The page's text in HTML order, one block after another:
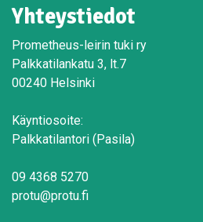
Yhteystiedot
Prometheus-leirin tuki ry
Palkkatilankatu 3, lt.7
00240 Helsinki
Käyntiosoite:
Palkkatilantori (Pasila)
09 4368 5270
protu@protu.fi